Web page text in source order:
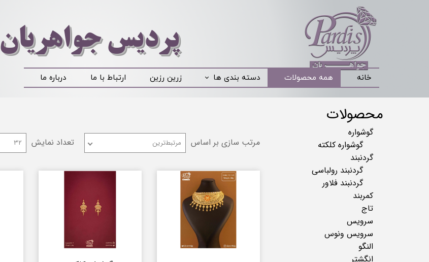
خانه همه محصولات دسته بندی ها زرین رزین ارتباط با ما درباره ما
​​​​پردیس جواهریان
مرتب سازی بر اساس مرتبط‌ترین تعداد نمایش ۳۲
محصولات
گوشواره
گوشواره کلکته
گردنبند
گردنبند رولباسی
گردنبند فلاور
کمربند
تاج
سرویس
سرویس ونوس
النگو
انگشتر